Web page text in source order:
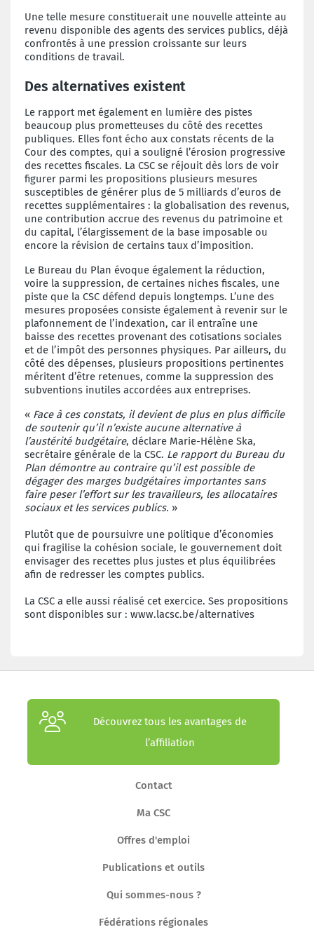
Une telle mesure constituerait une nouvelle atteinte au
revenu disponible des agents des services publics, déjà
confrontés à une pression croissante sur leurs
conditions de travail.
Des alternatives existent
Le rapport met également en lumière des pistes
beaucoup plus prometteuses du côté des recettes
publiques. Elles font écho aux constats récents de la
Cour des comptes, qui a souligné l’érosion progressive
des recettes fiscales. La CSC se réjouit dès lors de voir
figurer parmi les propositions plusieurs mesures
susceptibles de générer plus de 5 milliards d’euros de
recettes supplémentaires : la globalisation des revenus,
une contribution accrue des revenus du patrimoine et
du capital, l’élargissement de la base imposable ou
encore la révision de certains taux d’imposition.
Le Bureau du Plan évoque également la réduction,
voire la suppression, de certaines niches fiscales, une
piste que la CSC défend depuis longtemps. L’une des
mesures proposées consiste également à revenir sur le
plafonnement de l’indexation, car il entraîne une
baisse des recettes provenant des cotisations sociales
et de l’impôt des personnes physiques. Par ailleurs, du
côté des dépenses, plusieurs propositions pertinentes
méritent d’être retenues, comme la suppression des
subventions inutiles accordées aux entreprises.
« Face à ces constats, il devient de plus en plus difficile
de soutenir qu’il n’existe aucune alternative à
l’austérité budgétaire, déclare Marie-Hélène Ska,
secrétaire générale de la CSC. Le rapport du Bureau du
Plan démontre au contraire qu’il est possible de
dégager des marges budgétaires importantes sans
faire peser l’effort sur les travailleurs, les allocataires
sociaux et les services publics. »
Plutôt que de poursuivre une politique d’économies
qui fragilise la cohésion sociale, le gouvernement doit
envisager des recettes plus justes et plus équilibrées
afin de redresser les comptes publics.
La CSC a elle aussi réalisé cet exercice. Ses propositions
sont disponibles sur : www.lacsc.be/alternatives
Découvrez tous les avantages de
l’affiliation
Contact
Ma CSC
Offres d'emploi
Publications et outils
Qui sommes-nous ?
Fédérations régionales